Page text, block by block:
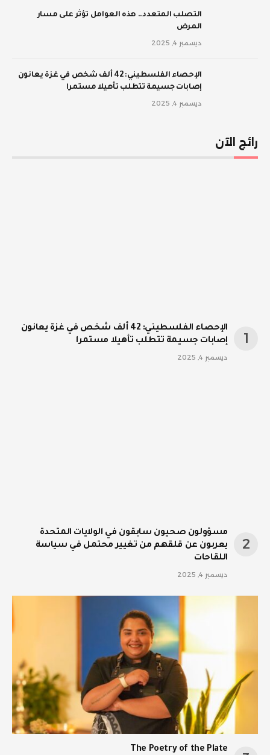
‫التصلب المتعدد.. هذه العوامل تؤثر على مسار
المرض
ديسمبر 4, 2025
الإحصاء الفلسطيني: 42 ألف شخص في غزة يعانون
إصابات جسيمة تتطلب تأهيلا مستمرا
ديسمبر 4, 2025
رائج الآن
الإحصاء الفلسطيني: 42 ألف شخص في غزة يعانون
إصابات جسيمة تتطلب تأهيلا مستمرا
ديسمبر 4, 2025
مسؤولون صحيون سابقون في الولايات المتحدة
يعربون عن قلقهم من تغيير محتمل في سياسة
اللقاحات
ديسمبر 4, 2025
The Poetry of the Plate